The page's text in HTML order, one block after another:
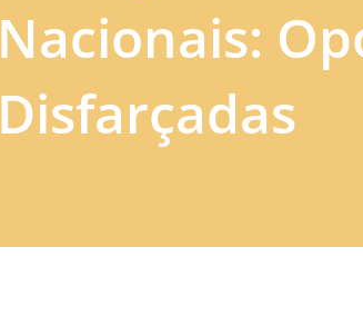
Nacionais:
Disfarçadas